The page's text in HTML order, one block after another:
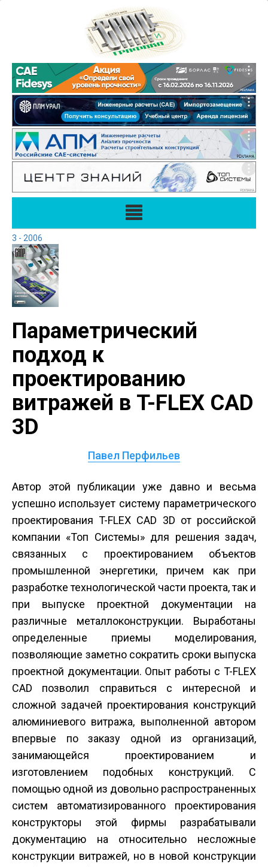
3 - 2006
Параметрический
подход к
проектированию
витражей в T-FLEX CAD
3D
Павел Перфильев
Автор этой публикации уже давно и весьма
успешно использует систему параметрического
проектирования T-FLEX CAD 3D от российской
компании «Топ Системы» для решения задач,
связанных с проектированием объектов
промышленной энергетики, причем как при
разработке технологической части проекта, так и
при выпуске проектной документации на
различные металлоконструкции. Выработаны
определенные приемы моделирования,
позволяющие заметно сократить сроки выпуска
проектной документации. Опыт работы с T-FLEX
CAD позволил справиться с интересной и
сложной задачей проектирования конструкций
алюминиевого витража, выполненной автором
впервые по заказу одной из организаций,
занимающейся проектированием и
изготовлением подобных конструкций. С
помощью одной из довольно распространенных
систем автоматизированного проектирования
конструкторы этой фирмы разрабатывали
документацию на относительно несложные
конструкции витражей, но в новой конструкции